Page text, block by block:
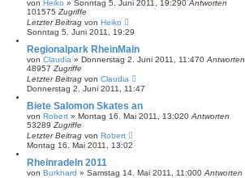
von Heiko » Sonntag 5. Juni 2011, 19:290 Antworten
101575 Zugriffe
Letzter Beitrag von Heiko
Sonntag 5. Juni 2011, 19:29
Regionalpark RheinMain
von Claudia » Donnerstag 2. Juni 2011, 11:470 Antworten
48957 Zugriffe
Letzter Beitrag von Claudia
Donnerstag 2. Juni 2011, 11:47
Biete Salomon Skates an
von Robert » Montag 16. Mai 2011, 13:020 Antworten
53289 Zugriffe
Letzter Beitrag von Robert
Montag 16. Mai 2011, 13:02
Rheinradeln 2011
von Burkhard » Samstag 14. Mai 2011, 11:000 Antworten